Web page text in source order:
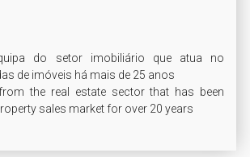
do setor imobiliário que atua no
de imóveis há mais de 25 anos
the real estate sector that has been
sales market for over 20 years